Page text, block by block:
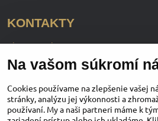
KONTAKTY
ChopperStyle s.r.o.
Ing. Martin Murčo
+421 911 364 555
obchod​@chopperstyle​.sk
Na vašom súkromí
Cookies používame na zlepšenie vašej
stránky, analýzu jej výkonnosti a
používaní. My a naši partneri máme k